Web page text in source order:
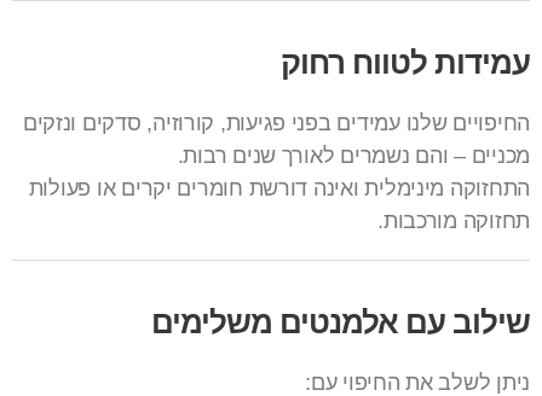
עמידות לטווח רחוק
החיפויים שלנו עמידים בפני פגיעות, קורוזיה, סדקים ונזקים
מכניים – והם נשמרים לאורך שנים רבות.
התחזוקה מינימלית ואינה דורשת חומרים יקרים או פעולות
תחזוקה מורכבות.
שילוב עם אלמנטים משלימים
ניתן לשלב את החיפוי עם: